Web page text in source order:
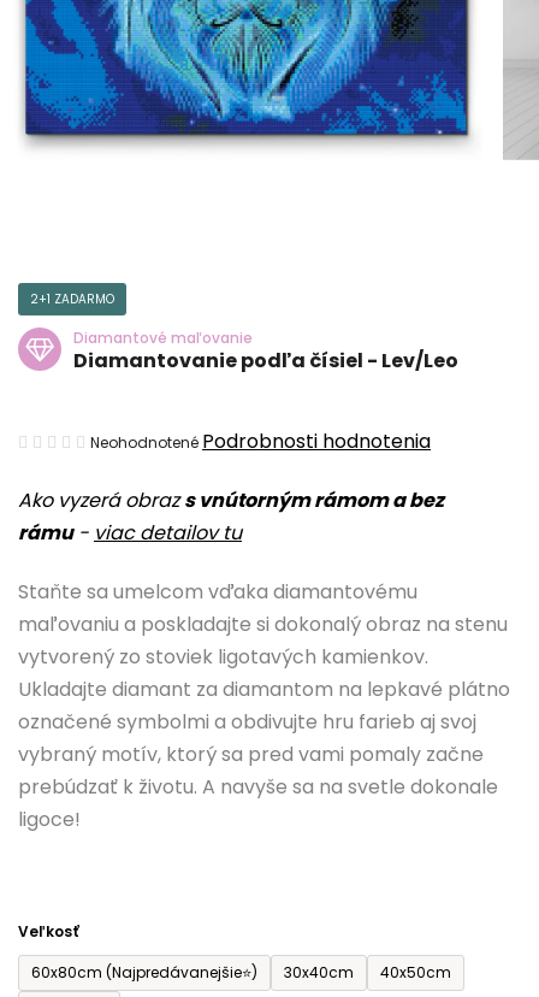
Ako vyzerá obrazs vnútorným rámom a bez
rámu- viac detailov tu
Staňte sa umelcom vďaka diamantovému
maľovaniu a poskladajte si dokonalý obraz na stenu
vytvorený zo stoviek ligotavých kamienkov.
Ukladajte diamant za diamantom na lepkavé plátno
označené symbolmi a obdivujte hru farieb aj svoj
vybraný motív, ktorý sa pred vami pomaly začne
prebúdzať k životu. A navyše sa na svetle dokonale
ligoce!
Veľkosť
60x80cm (Najpredávanejšie⭐)
30x40cm
40x50cm
2+1 ZADARMO
Diamantové maľovanie
Diamantovanie podľa čísiel - Lev/Leo
Priemerné
produktu
je
z
5
hviezdičiek.
Neohodnotené Podrobnosti hodnotenia